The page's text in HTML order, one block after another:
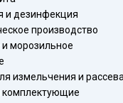
и дезинфекция
производство
морозильное
измельчения и
комплектующие